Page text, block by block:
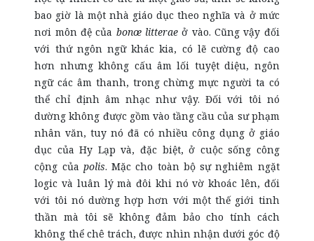
bao giờ là một nhà giáo dục theo nghĩa và ở mức
nơi môn đệ của bonœ litterae ở vào. Cũng vậy đối
với thứ ngôn ngữ khác kia, có lẽ cường độ cao
hơn nhưng không cấu âm lối tuyệt diệu, ngôn
ngữ các âm thanh, trong chừng mực người ta có
thể chỉ định âm nhạc như vậy. Đối với tôi nó
dường không được gồm vào tầng cầu của sư phạm
nhân văn, tuy nó đã có nhiều công dụng ở giáo
dục của Hy Lạp và, đặc biệt, ở cuộc sống công
cộng của polis. Mặc cho toàn bộ sự nghiêm ngặt
logic và luân lý mà đôi khi nó vờ khoác lên, đối
với tôi nó dường hợp hơn với một thế giới tinh
thần mà tôi sẽ không đảm bảo cho tính cách
không thể chê trách, được nhìn nhận dưới góc độ